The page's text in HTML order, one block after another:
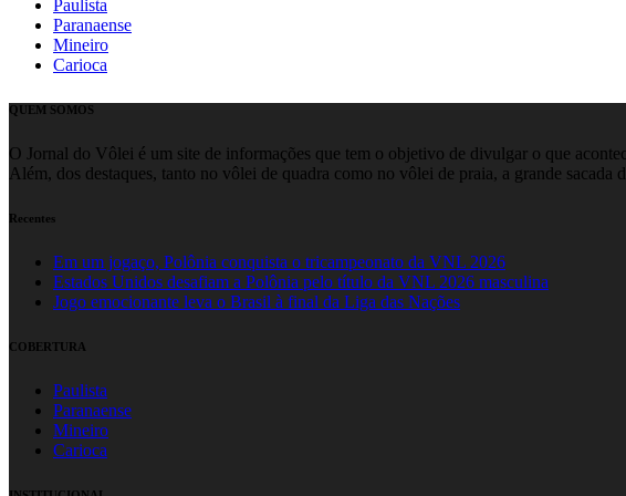
Paulista
Paranaense
Mineiro
Carioca
QUEM SOMOS
O Jornal do Vôlei é um site de informações que tem o objetivo de divulgar o que
Além, dos destaques, tanto no vôlei de quadra como no vôlei de praia, a grande sacada
Recentes
Em um jogaço, Polônia conquista o tricampeonato da VNL 2026
Estados Unidos desafiam a Polônia pelo título da VNL 2026 masculina
Jogo emocionante leva o Brasil à final da Liga das Nações
COBERTURA
Paulista
Paranaense
Mineiro
Carioca